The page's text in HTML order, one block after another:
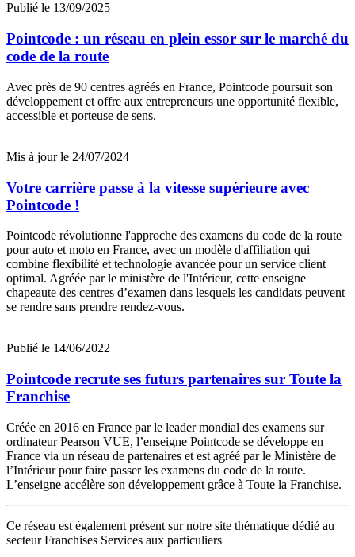
Publié le 13/09/2025
Pointcode : un réseau en plein essor sur le marché du
code de la route
Avec près de 90 centres agréés en France, Pointcode poursuit son
développement et offre aux entrepreneurs une opportunité flexible,
accessible et porteuse de sens.
Mis à jour le 24/07/2024
Votre carrière passe à la vitesse supérieure avec
Pointcode !
Pointcode révolutionne l'approche des examens du code de la route
pour auto et moto en France, avec un modèle d'affiliation qui
combine flexibilité et technologie avancée pour un service client
optimal. Agréée par le ministère de l'Intérieur, cette enseigne
chapeaute des centres d’examen dans lesquels les candidats peuvent
se rendre sans prendre rendez-vous.
Publié le 14/06/2022
Pointcode recrute ses futurs partenaires sur Toute la
Franchise
Créée en 2016 en France par le leader mondial des examens sur
ordinateur Pearson VUE, l’enseigne Pointcode se développe en
France via un réseau de partenaires et est agréé par le Ministère de
l’Intérieur pour faire passer les examens du code de la route.
L’enseigne accélère son développement grâce à Toute la Franchise.
Ce réseau est également présent sur notre site thématique dédié au
secteur Franchises Services aux particuliers